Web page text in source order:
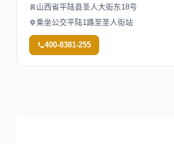
山西省平陆县圣人大街东18号
乘坐公交平陆1路至圣人街站
400-8381-255